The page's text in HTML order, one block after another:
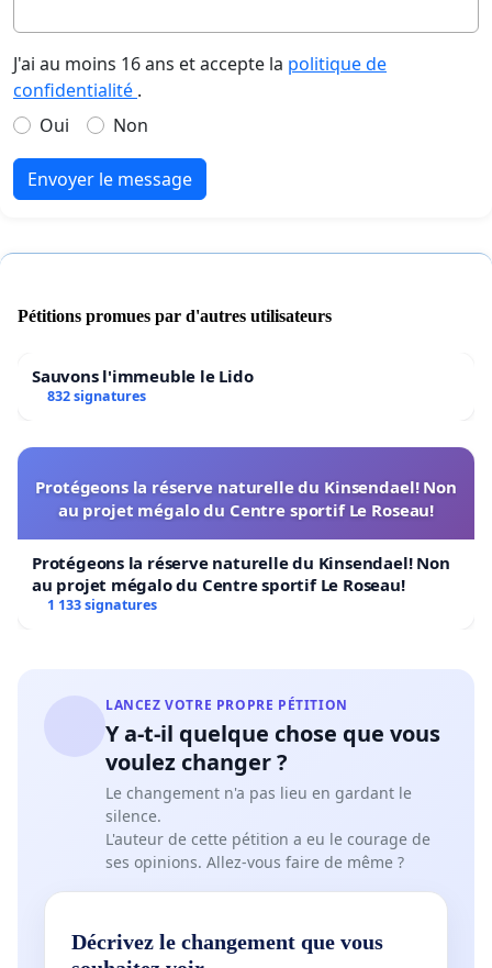
J'ai au moins 16 ans et accepte la politique de
confidentialité .
Oui
Non
Envoyer le message
Pétitions promues par d'autres utilisateurs
Sauvons l'immeuble le Lido
832 signatures
Protégeons la réserve naturelle du Kinsendael! Non
au projet mégalo du Centre sportif Le Roseau!
Protégeons la réserve naturelle du Kinsendael! Non
au projet mégalo du Centre sportif Le Roseau!
1 133 signatures
LANCEZ VOTRE PROPRE PÉTITION
Y a-t-il quelque chose que vous
voulez changer ?
Le changement n'a pas lieu en gardant le
silence.
L'auteur de cette pétition a eu le courage de
ses opinions. Allez-vous faire de même ?
Décrivez le changement que vous